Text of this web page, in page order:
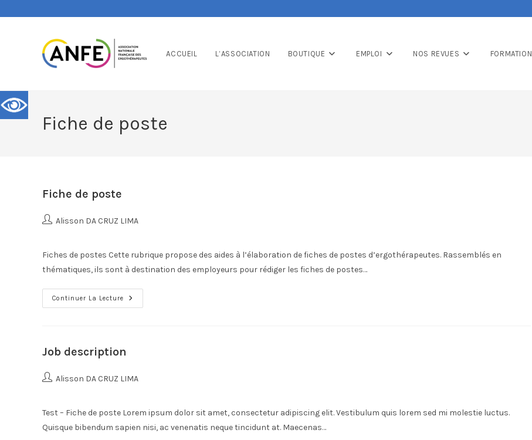
ACCUEIL L’ASSOCIATION BOUTIQUE EMPLOI NOS REVUES FORMATION
Fiche de poste
Fiche de poste
Alisson DA CRUZ LIMA
Fiches de postes Cette rubrique propose des aides à l’élaboration de fiches de postes d’ergothérapeutes. Rassemblés en
thématiques, ils sont à destination des employeurs pour rédiger les fiches de postes…
Continuer La Lecture
Job description
Alisson DA CRUZ LIMA
Test – Fiche de poste Lorem ipsum dolor sit amet, consectetur adipiscing elit. Vestibulum quis lorem sed mi molestie luctus.
Quisque bibendum sapien nisi, ac venenatis neque tincidunt at. Maecenas…